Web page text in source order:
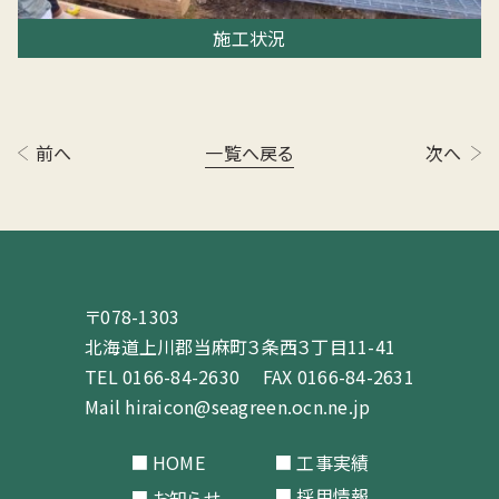
施工状況
前へ 一覧へ戻る 次へ
〒078-1303
北海道上川郡当⿇町３条⻄３丁⽬11-41
TEL0166-84-2630 FAX 0166-84-2631
Mail hiraicon@seagreen.ocn.ne.jp
HOME
工事実績